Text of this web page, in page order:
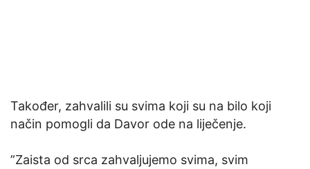
Također, zahvalili su svima koji su na bilo koji
način pomogli da Davor ode na liječenje.
”Zaista od srca zahvaljujemo svima, svim